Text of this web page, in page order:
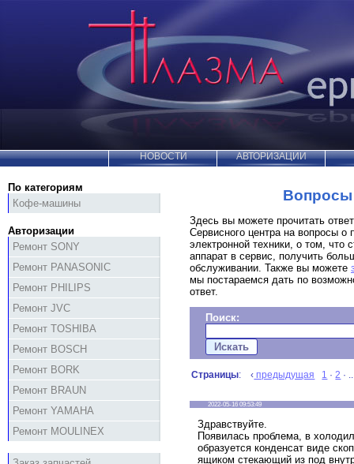
НОВОСТИ АВТОРИЗАЦИИ
По категориям
Кофе-машины
Авторизации
Ремонт SONY
Ремонт PANASONIC
Ремонт PHILIPS
Ремонт JVC
Ремонт TOSHIBA
Ремонт BOSCH
Ремонт BORK
Ремонт BRAUN
Ремонт YAMAHA
Ремонт MOULINEX
Вопросы
Здесь вы можете прочитать
Сервисного центра на вопросы о
электронной техники, о том, что
аппарат в сервис, получить
обслуживании. Также вы можете
мы постараемся дать по
ответ.
Поиск:
Страницы: ‹ предыдущая 1 ·2 ·
2022-05-16 09:53:49
Здравствуйте.
Появилась проблема, в
образуется конденсат виде
ящиком стекающий из под